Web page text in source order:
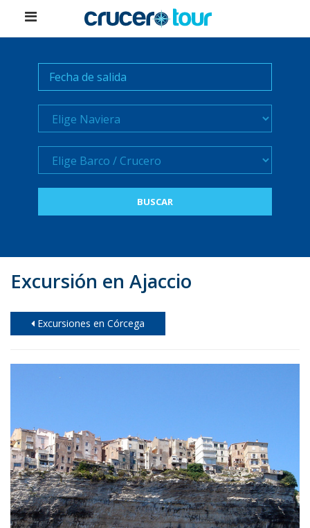
Naviera
Crucero
Excursión en Ajaccio
Excursiones en Córcega